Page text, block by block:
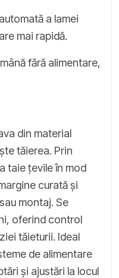
a lamei
mai rapidă.
fără alimentare,
din material
tăierea. Prin
taie țevile în mod
curată și
montaj. Se
oferind control
tăieturii. Ideal
de alimentare
și ajustări la locul